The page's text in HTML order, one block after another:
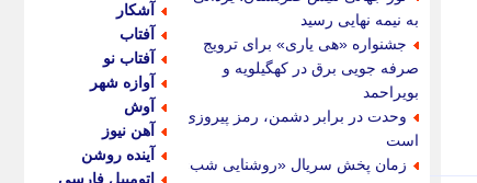
به نیمه نهایی رسید
جشنواره «هی یاری» برای ترویج
صرفه جویی برق در کهگیلویه و
بویراحمد
وحدت در برابر دشمن، رمز پیروزی
است
زمان پخش سریال «روشنایی شب»
آشکار
آفتاب
آفتاب نو
آوازه شهر
آوش
آهن نیوز
آینده روشن
اتومبیل فارسی